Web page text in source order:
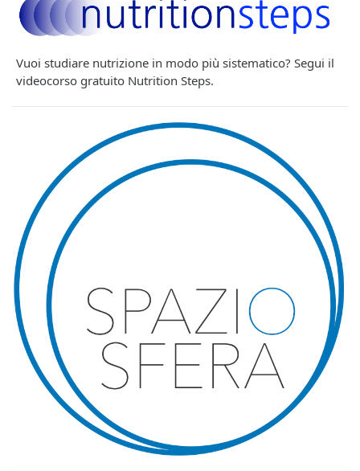
Vuoi studiare nutrizione in modo più sistematico? Segui il
videocorso gratuito Nutrition Steps.